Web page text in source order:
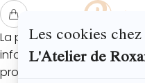
DONNÉES PERSONNELLES
La présente politique de
informe de la manière dont
protège les informations